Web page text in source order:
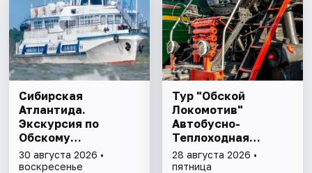
Сибирская
Атлантида.
Экскурсия по
Обскому
водохранилищу
30 августа 2026 •
воскресенье
Тур "Обской
Локомотив"
Автобусно-
Теплоходная
экскурсия
28 августа 2026 •
пятница